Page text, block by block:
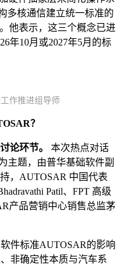
多核通信建立统一标准的
。他表示，这三个概念已进
年10月或2027年5月的标
作推进组导师
？
论环节。 本次热点对话
主题，由普华基础软件副
，AUTOSAR 中国代表
Patil、FPT 高级
产品营销中心销售总监茅
件标准AUTOSAR的影响
非确定性本质与汽车系